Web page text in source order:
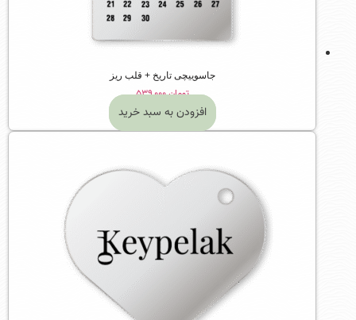
جاسوییچی تاریخ + قلب ریز
تومان۵۳۹,۰۰۰
افزودن به سبد خرید